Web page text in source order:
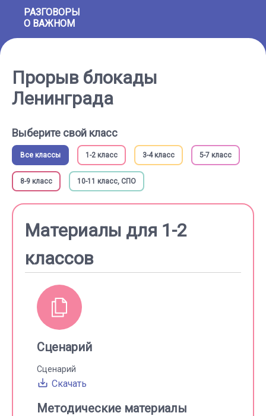
РАЗГОВОРЫ
О ВАЖНОМ
Прорыв блокады
Ленинграда
Выберите свой класс
Все классы 1-2 класс 3-4 класс 5-7 класс
8-9 класс 10-11 класс, СПО
Материалы для 1-2
классов
Сценарий
Сценарий
Скачать
Методические материалы